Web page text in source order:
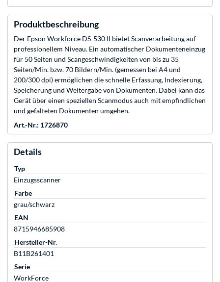
Produktbeschreibung
Der Epson Workforce DS-530 II bietet Scanverarbeitung auf
professionellem Niveau. Ein automatischer Dokumenteneinzug
für 50 Seiten und Scangeschwindigkeiten von bis zu 35
Seiten/Min. bzw. 70 Bildern/Min. (gemessen bei A4 und
200/300 dpi) ermöglichen die schnelle Erfassung, Indexierung,
Speicherung und Weitergabe von Dokumenten. Dabei kann das
Gerät über einen speziellen Scanmodus auch mit empfindlichen
und gefalteten Dokumenten umgehen.
Art.-Nr.: 1726870
Details
Typ
Einzugsscanner
Farbe
grau/schwarz
EAN
8715946685908
Hersteller-Nr.
B11B261401
Serie
WorkForce